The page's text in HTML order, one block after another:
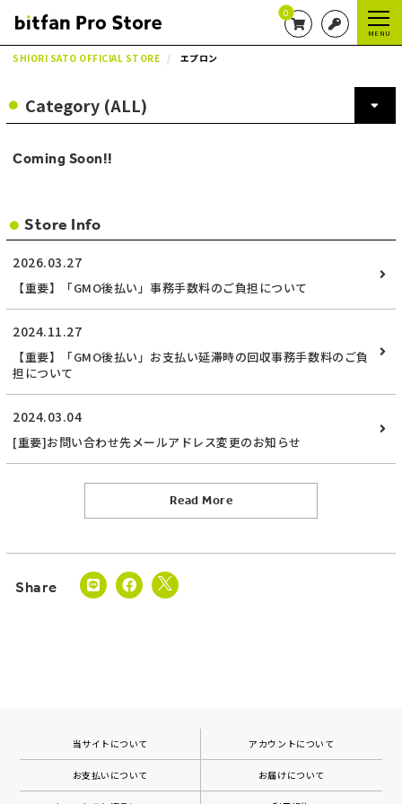
0
MENU
SHIORI SATO OFFICIAL STORE エプロン
Coming Soon!!
Store Info
2026.03.27
【重要】「GMO後払い」事務手数料のご負担について
2024.11.27
【重要】「GMO後払い」お支払い延滞時の回収事務手数料のご負
担について
2024.03.04
[重要]お問い合わせ先メールアドレス変更のお知らせ
Read More
当サイトについて アカウントについて
お支払いについて お届けについて